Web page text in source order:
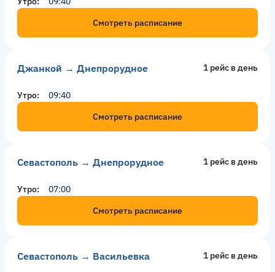
Смотреть расписание
Джанкой → Днепрорудное 1 рейс в день
Утро
09:40
Смотреть расписание
Севастополь → Днепрорудное 1 рейс в день
Утро
07:00
Смотреть расписание
Севастополь → Васильевка 1 рейс в день